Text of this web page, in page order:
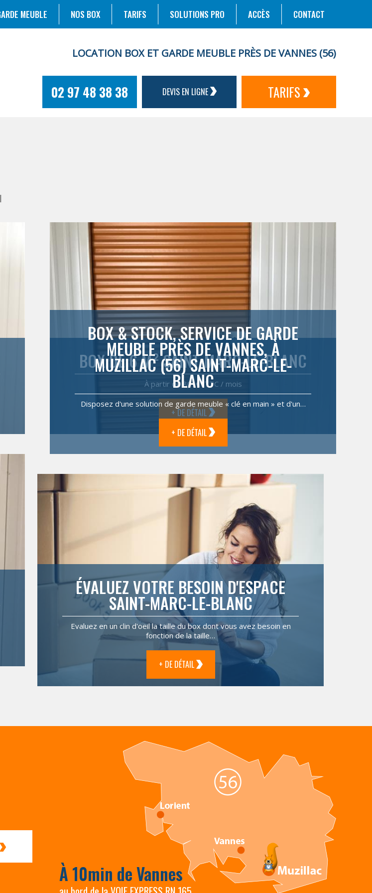
MEUBLE NOS BOX TARIFS SOLUTIONS PRO ACCÈS CONTACT
LOCATION BOX ET GARDE MEUBLE PRÈS DE VANNES (56)
02 97 48 38 38 DEVIS EN LIGNE TARIFS
BOX DE 6 M² SAINT-MARC-LE-BLANC
À partir de 80 € TTC / mois
+ DE DÉTAIL
BOX & STOCK, SERVICE DE GARDE
MEUBLE PRÈS DE VANNES, À
MUZILLAC (56) SAINT-MARC-LE-
BLANC
Disposez d'une solution de garde meuble « clé en main » et d'un…
+ DE DÉTAIL
ÉVALUEZ VOTRE BESOIN D'ESPACE
SAINT-MARC-LE-BLANC
Evaluez en un clin d'oeil la taille du box dont vous avez besoin en
fonction de la taille…
+ DE DÉTAIL
À 10min de Vannes